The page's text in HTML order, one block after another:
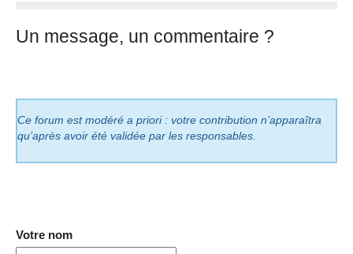
Un message, un commentaire ?
Ce forum est modéré a priori : votre contribution n’apparaîtra
qu’après avoir été validée par les responsables.
Votre nom